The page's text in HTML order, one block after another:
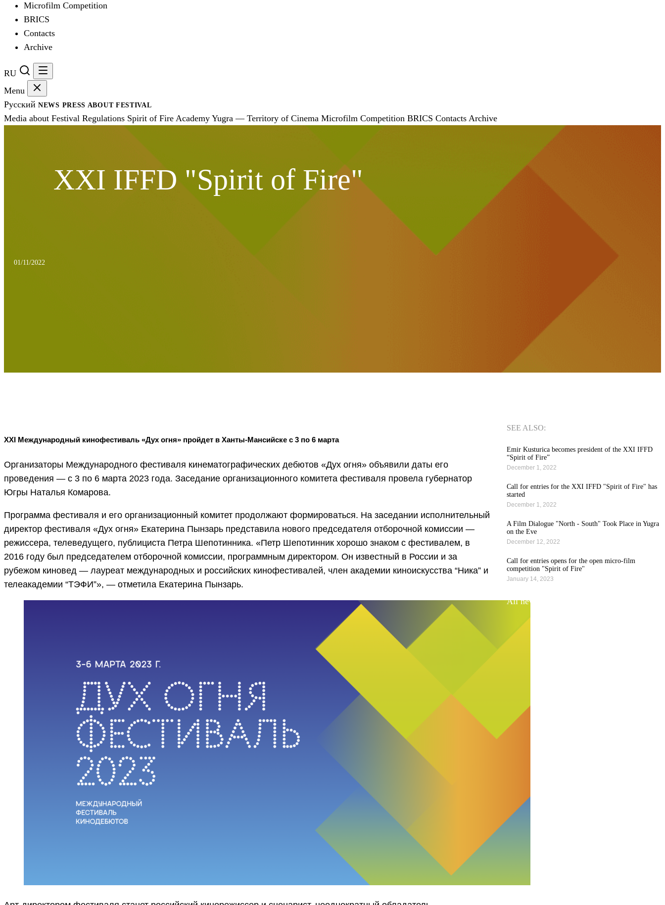
Microfilm Competition
BRICS
Contacts
Archive
RU
Menu
Русский NEWS PRESS ABOUT FESTIVAL
Media about Festival Regulations Spirit of Fire Academy Yugra — Territory of Cinema Microfilm Competition BRICS Contacts Archive
XXI IFFD "Spirit of Fire"
01/11/2022
XXI Международный кинофестиваль «Дух огня» пройдет в Ханты-Мансийске с 3 по 6 марта
Организаторы Международного фестиваля кинематографических дебютов «Дух огня» объявили даты его
проведения — с 3 по 6 марта 2023 года. Заседание организационного комитета фестиваля провела губернатор
Югры Наталья Комарова.
Программа фестиваля и его организационный комитет продолжают формироваться. На заседании исполнительный
директор фестиваля «Дух огня» Екатерина Пынзарь представила нового председателя отборочной комиссии —
режиссера, телеведущего, публициста Петра Шепотинника. «Петр Шепотинник хорошо знаком с фестивалем, в
2016 году был председателем отборочной комиссии, программным директором. Он известный в России и за
рубежом киновед — лауреат международных и российских кинофестивалей, член академии киноискусства “Ника” и
телеакадемии “ТЭФИ”», — отметила Екатерина Пынзарь.
SEE ALSO:
Emir Kusturica becomes president of the XXI IFFD
“Spirit of Fire”
December 1, 2022
Call for entries for the XXI IFFD "Spirit of Fire" has
started
December 1, 2022
A Film Dialogue "North - South" Took Place in Yugra
on the Eve
December 12, 2022
Call for entries opens for the open micro-film
competition "Spirit of Fire"
January 14, 2023
All news